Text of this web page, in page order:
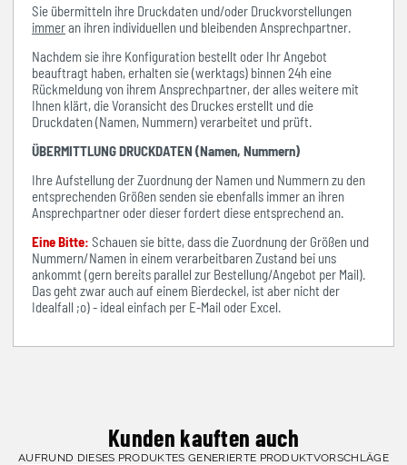
Sie übermitteln ihre Druckdaten und/oder Druckvorstellungen
immeran ihren individuellen und bleibenden Ansprechpartner.
Nachdem sie ihre Konfiguration bestellt oder Ihr Angebot
beauftragt haben, erhalten sie (werktags) binnen 24h eine
Rückmeldung von ihrem Ansprechpartner, der alles weitere mit
Ihnen klärt, die Voransicht des Druckes erstellt und die
Druckdaten (Namen, Nummern) verarbeitet und prüft.
ÜBERMITTLUNG DRUCKDATEN (Namen, Nummern)
Ihre Aufstellung der Zuordnung der Namen und Nummern zu den
entsprechenden Größen senden sie ebenfalls immer an ihren
Ansprechpartner oder dieser fordert diese entsprechend an.
Eine Bitte: Schauen sie bitte, dass die Zuordnung der Größen und
Nummern/Namen in einem verarbeitbaren Zustand bei uns
ankommt (gern bereits parallel zur Bestellung/Angebot per Mail).
Das geht zwar auch auf einem Bierdeckel, ist aber nicht der
Idealfall ;o) - ideal einfach per E-Mail oder Excel.
Kunden kauften auch
AUFRUND DIESES PRODUKTES GENERIERTE PRODUKTVORSCHLÄGE